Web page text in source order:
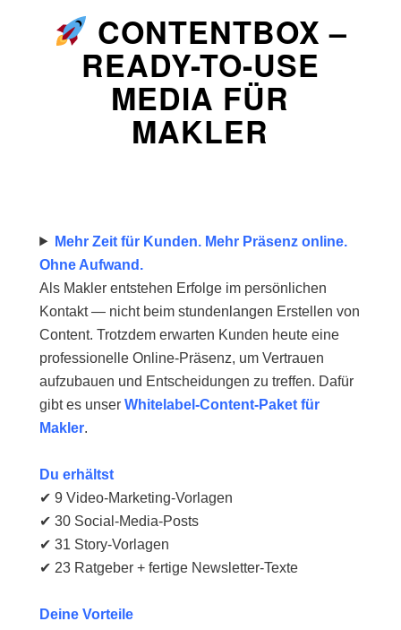
CONTENTBOX –
READY-TO-USE
MEDIA FÜR
MAKLER
Mehr Zeit für Kunden. Mehr Präsenz online.
Ohne Aufwand.
Als Makler entstehen Erfolge im persönlichen
Kontakt — nicht beim stundenlangen Erstellen von
Content. Trotzdem erwarten Kunden heute eine
professionelle Online-Präsenz, um Vertrauen
aufzubauen und Entscheidungen zu treffen. Dafür
gibt es unserWhitelabel-Content-Paket für
Makler.
Du erhältst
✔ 9 Video-Marketing-Vorlagen
✔ 30 Social-Media-Posts
✔ 31 Story-Vorlagen
✔ 23 Ratgeber + fertige Newsletter-Texte
Deine Vorteile